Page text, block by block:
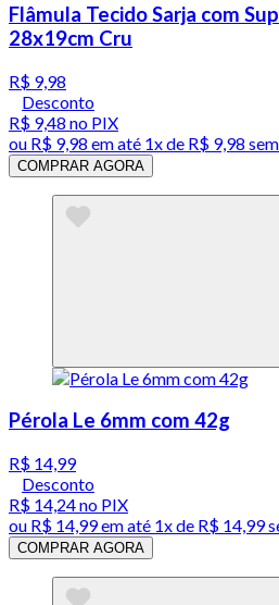
Flâmula Tecido Sarja com
28x19cm Cru
R$ 9,98
Desconto
R$ 9,48 no PIX
ou R$ 9,98 em até 1x de R$ 9,98
COMPRAR AGORA
Pérola Le 6mm com 42g
R$ 14,99
Desconto
R$ 14,24no PIX
ou R$ 14,99em até 1x de R$ 14,99
COMPRAR AGORA